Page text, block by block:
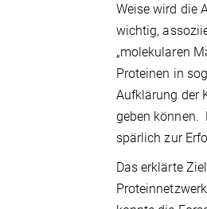
Weise wird die
wichtig,
„molekularen
Proteinen in
Aufklärung der
geben können.
spärlich zur
Das erklärte